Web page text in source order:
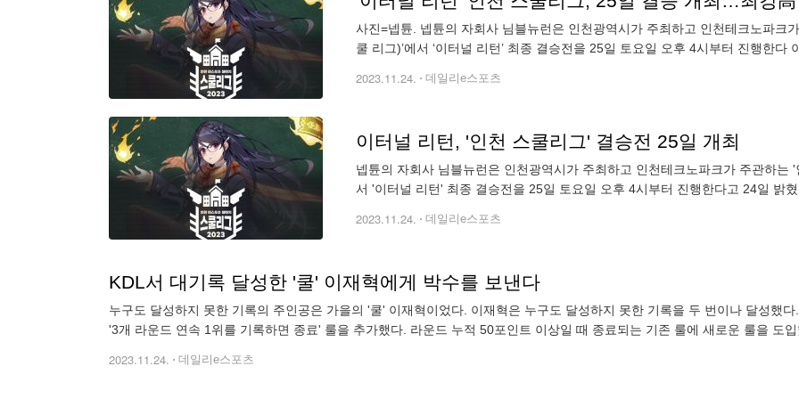
사진=넵튠. 넵튠의 자회사 님블뉴런은 인천광역시가 주최하고 인천테크노파크
쿨 리그)’에서 ‘이터널 리턴’ 최종 결승전을 25일 토요일 오후 4시부터 진행한
2023.11.24. 데일리e스포츠
이터널 리턴, '인천 스쿨리그' 결승전 25일 개최
넵튠의 자회사 님블뉴런은 인천광역시가 주최하고 인천테크노파크가 주관하
서 '이터널 리턴' 최종 결승전을 25일 토요일 오후 4시부터 진행한다고 24일 밝
2023.11.24. 데일리e스포츠
KDL서 대기록 달성한 '쿨' 이재혁에게 박수를 보낸다
누구도 달성하지 못한 기록의 주인공은 가을의 '쿨' 이재혁이었다. 이재혁은 누구도 달성하지 못한 기록을 두 번이나 달성했
'3개 라운드 연속 1위를 기록하면 종료' 룰을 추가했다. 라운드 누적 50포인트 이상일 때 종료되는 기존 룰에 새로운 룰을 도
2023.11.24. 데일리e스포츠